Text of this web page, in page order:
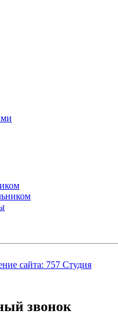
сайта: 757 Студия
звонок